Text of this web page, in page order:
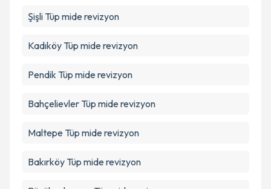
Şişli Tüp mide revizyon
Kadıköy Tüp mide revizyon
Pendik Tüp mide revizyon
Bahçelievler Tüp mide revizyon
Maltepe Tüp mide revizyon
Bakırköy Tüp mide revizyon